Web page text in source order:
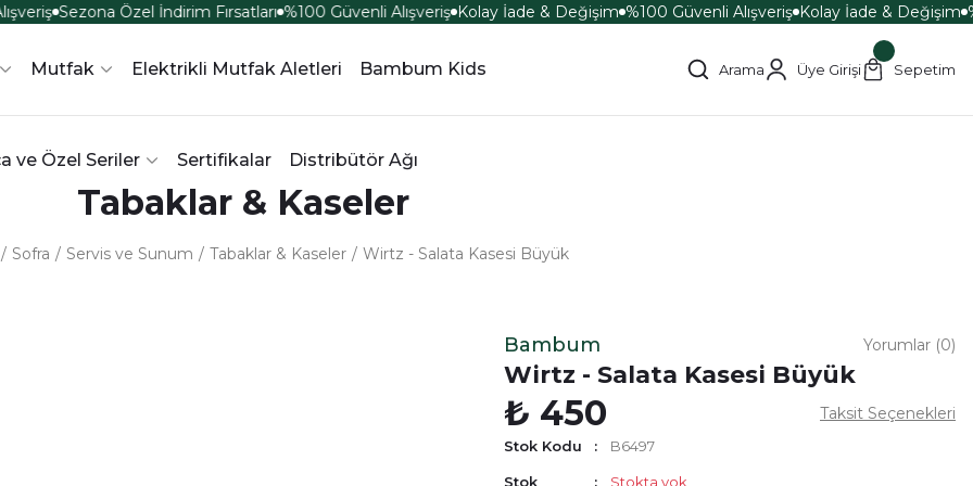
Sezona Özel İndirim Fırsatları %100 Güvenli Alışveriş Kolay İade & Değişim %100 Güvenli Alışveriş Kolay İade & Değişim
Mutfak Elektrikli Mutfak Aletleri Bambum Kids
ve Özel Seriler Sertifikalar Distribütör Ağı
Arama Üye Girişi Sepetim
Tabaklar & Kaseler
Sofra Servis ve Sunum Tabaklar & Kaseler Wirtz - Salata Kasesi Büyük
Bambum Yorumlar (0)
Wirtz - Salata Kasesi Büyük
₺ 450 Taksit Seçenekleri
Stok Kodu B6497
Stok
Stokta yok